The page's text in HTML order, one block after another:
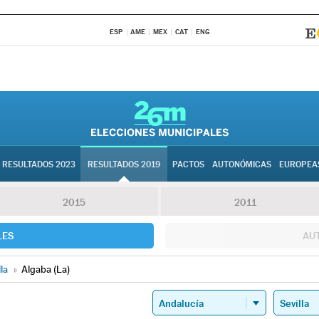
ESP AME MEX CAT ENG
RESULTADOS 2023 RESULTADOS 2019 PACTOS AUTONÓMICAS
2015 2011
» Algaba (La)